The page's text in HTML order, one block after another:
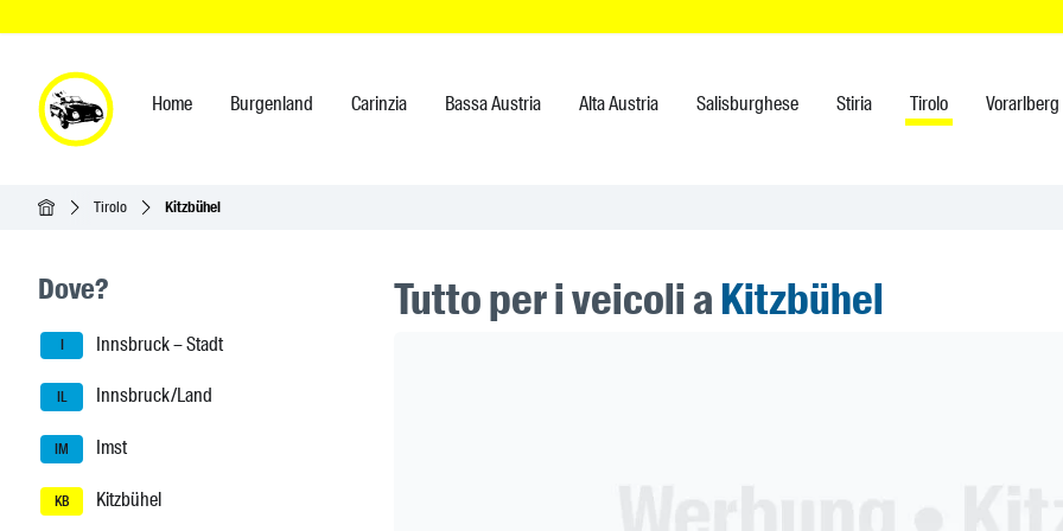
Home Burgenland Carinzia Bassa Austria Alta Austria Salisburghese Stiria Tirolo Vorarlberg
Home Tirolo Kitzbühel
Seitenleisten-Navigation
Dove?
I Innsbruck – Stadt
IL Innsbruck/Land
IM Imst
KB Kitzbühel
Tutto per i veicoli aKitzbühel